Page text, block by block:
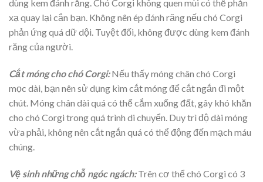
dùng kem đánh răng. Chó Corgi không quen mùi có thể phản
xạ quay lại cắn bạn. Không nên ép đánh răng nếu chó Corgi
phản ứng quá dữ dội. Tuyệt đối, không được dùng kem đánh
răng của người.
Cắt móng cho chó Corgi:Nếu thấy móng chân chó Corgi
mọc dài, bạn nên sử dụng kìm cắt móng để cắt ngắn đi một
chút. Móng chân dài quá có thể cắm xuống đất, gây khó khăn
cho chó Corgi trong quá trình di chuyển. Duy trì độ dài móng
vừa phải, không nên cắt ngắn quá có thể động đến mạch máu
chúng.
Vệ sinh những chỗ ngóc ngách: Trên cơ thể chó Corgi có 3